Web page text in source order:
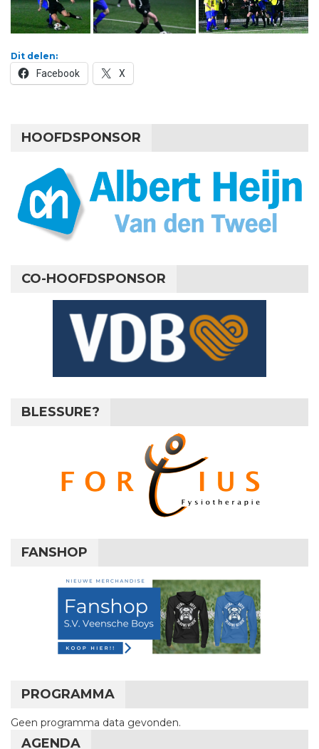
Dit delen:
Facebook X
HOOFDSPONSOR
CO-HOOFDSPONSOR
BLESSURE?
FANSHOP
PROGRAMMA
Geen programma data gevonden.
AGENDA